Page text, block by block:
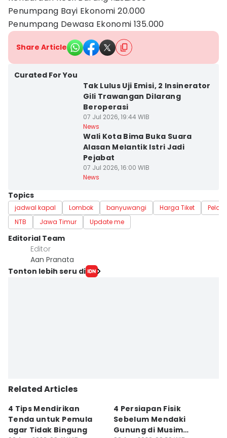
Penumpang Bayi Ekonomi 20.000
Penumpang Dewasa Ekonomi 135.000
Share Article
Curated For You
Tak Lulus Uji Emisi, 2 Insinerator
Gili Trawangan Dilarang
Beroperasi
07 Jul 2026, 19:44 WIB
News
Wali Kota Bima Buka Suara
Alasan Melantik Istri Jadi
Pejabat
07 Jul 2026, 16:00 WIB
News
Topics
jadwal kapal Lombok banyuwangi Harga Tiket
NTB
Jawa Timur Update me
Editorial Team
Editor
Aan Pranata
Tonton lebih seru di
Related Articles
4 Tips Mendirikan
Tenda untuk Pemula
agar Tidak Bingung
4 Persiapan Fisik
Sebelum Mendaki
Gunung di Musim